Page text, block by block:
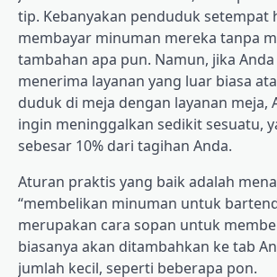
tip. Kebanyakan penduduk setempat
membayar minuman mereka tanpa
tambahan apa pun. Namun, jika
menerima layanan yang luar biasa
duduk di meja dengan layanan meja,
ingin meninggalkan sedikit sesuatu,
sebesar 10% dari tagihan Anda.
Aturan praktis yang baik adalah
“membelikan minuman untuk
merupakan cara sopan untuk
biasanya akan ditambahkan ke tab
jumlah kecil, seperti beberapa pon.